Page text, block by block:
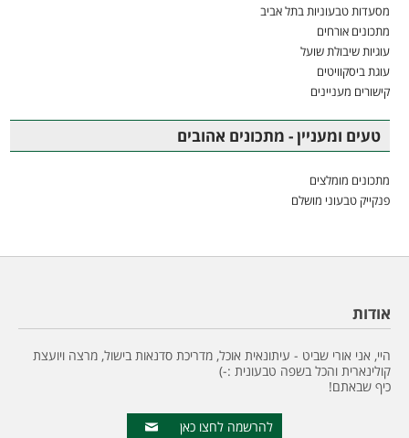
מסעדות טבעוניות בתל אביב
מתכונים אורחים
עוגיות שיבולת שועל
עוגת ביסקוויטים
קישורים מעניינים
טעים ומעניין - מתכונים אהובים
מתכונים מומלצים
פנקייק טבעוני מושלם
אודות
היי, אני אורי שביט - עיתונאית אוכל, מדריכת סדנאות בישול, מרצה ויועצת
קולינארית והכל בשפה טבעונית :-)
כיף שבאתם!
להרשמה לחצו כאן